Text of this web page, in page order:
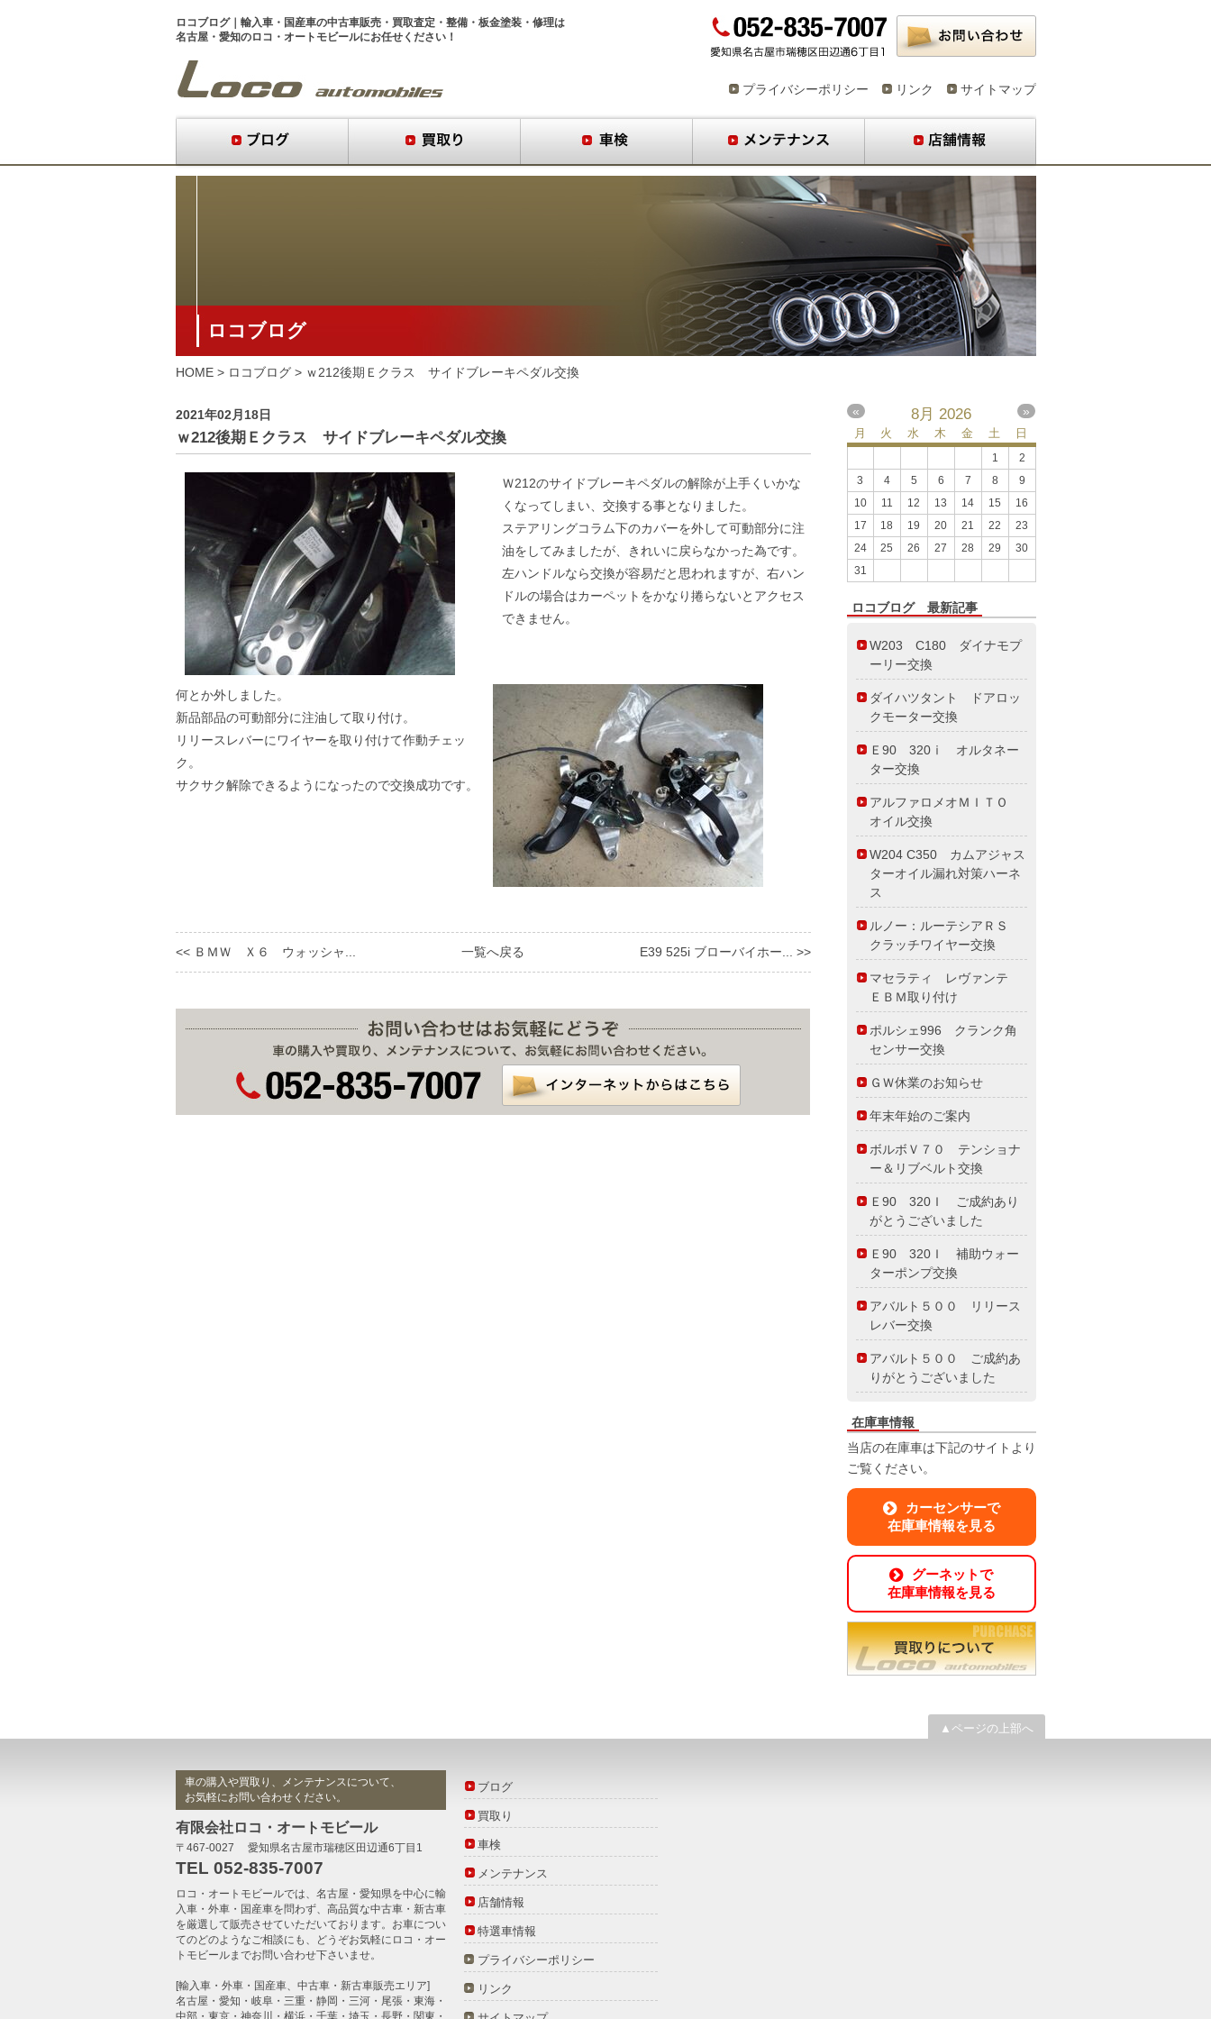
ロコブログ｜ 輸入車・国産車の中古車販売・ 買取査定・ 整備・ 板金塗装・ 修理は
名古屋・愛知のロコ・オートモビールにお任せください！
サイトマップ
リンク
プライバシーポリシー
ロコブログ
HOME> ロコブログ> ｗ212後期Ｅクラス サイドブレーキペダル交換
2021年02月18日
ｗ212後期Ｅクラス サイドブレーキペダル交換
Ｗ212のサイドブレーキペダルの解除が上手くいかな
くなってしまい、交換する事となりました。
ステアリングコラム下のカバーを外して可動部分に注
油をしてみましたが、きれいに戻らなかった為です。
左ハンドルなら交換が容易だと思われますが、右ハン
ドルの場合はカーペットをかなり捲らないとアクセス
できません。
何とか外しました。
新品部品の可動部分に注油して取り付け。
リリースレバーにワイヤーを取り付けて作動チェッ
ク。
サクサク解除できるようになったので交換成功です。
<< ＢＭＷ Ｘ６ ウォッシャ... 一覧へ戻る E39 525i ブローバイホー... >>
« 8月 2026 »
月 火 水 木 金 土 日
1
2
3
4 5 6 7 8
9
10
11 12 13 14 15
16
17
18 19 20 21 22
23
24
25 26 27 28 29
30
31
ロコブログ 最新記事
W203 C180 ダイナモプ
ーリー交換
ダイハツタント ドアロッ
クモーター交換
Ｅ90 320ⅰ オルタネー
ター交換
アルファロメオＭＩＴＯ
オイル交換
W204 C350 カムアジャス
ターオイル漏れ対策ハーネ
ス
ルノー：ルーテシアＲＳ
クラッチワイヤー交換
マセラティ レヴァンテ
ＥＢＭ取り付け
ポルシェ996 クランク角
センサー交換
ＧＷ休業のお知らせ
年末年始のご案内
ボルボＶ７０ テンショナ
ー＆リブベルト交換
Ｅ90 320Ｉ ご成約あり
がとうございました
Ｅ90 320Ｉ 補助ウォー
ターポンプ交換
アバルト５００ リリース
レバー交換
アバルト５００ ご成約あ
りがとうございました
在庫車情報
当店の在庫車は下記のサイトより
ご覧ください。
カーセンサーで
在庫車情報を見る
グーネットで
在庫車情報を見る
▲ページの上部へ
車の購入や買取り、メンテナンスについて、
お気軽にお問い合わせください。
有限会社ロコ・オートモビール
〒467-0027 愛知県名古屋市瑞穂区田辺通6丁目1
TEL 052-835-7007
ロコ・オートモビールでは、名古屋・愛知県を中心に輸
入車・外車・国産車を問わず、高品質な中古車・新古車
を厳選して販売させていただいております。お車につい
てのどのようなご相談にも、どうぞお気軽に ロコ・オー
トモビールまでお問い合わせ下さいませ。
[輸入車・外車・国産車、中古車・新古車販売エリア]
名古屋・愛知・岐阜・三重・静岡・三河・尾張・東海・
中部・東京・神奈川・横浜・千葉・埼玉・長野・関東・
ブログ
買取り
車検
メンテナンス
店舗情報
特選車情報
プライバシーポリシー
リンク